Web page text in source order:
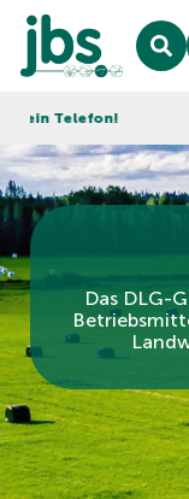
Telefon!
Das DLG-